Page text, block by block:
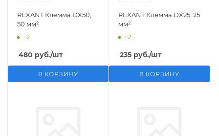
REXANT Клемма DX50,
50 мм²
: 2
480 руб./шт
В КОРЗИНУ
REXANT Клемма DX25, 25
мм²
: 2
235 руб./шт
В КОРЗИНУ